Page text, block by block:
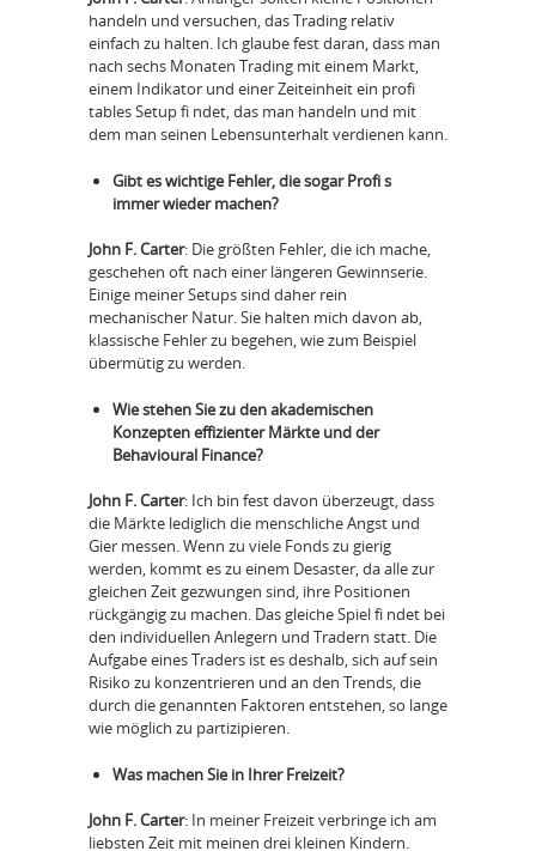
handeln und versuchen, das Trading relativ
einfach zu halten. Ich glaube fest daran, dass man
nach sechs Monaten Trading mit einem Markt,
einem Indikator und einer Zeiteinheit ein profi
tables Setup fi ndet, das man handeln und mit
dem man seinen Lebensunterhalt verdienen kann.
Gibt es wichtige Fehler, die sogar Profi s
immer wieder machen?
John F. Carter: Die größten Fehler, die ich mache,
geschehen oft nach einer längeren Gewinnserie.
Einige meiner Setups sind daher rein
mechanischer Natur. Sie halten mich davon ab,
klassische Fehler zu begehen, wie zum Beispiel
übermütig zu werden.
Wie stehen Sie zu den akademischen
Konzepten effizienter Märkte und der
Behavioural Finance?
John F. Carter: Ich bin fest davon überzeugt, dass
die Märkte lediglich die menschliche Angst und
Gier messen. Wenn zu viele Fonds zu gierig
werden, kommt es zu einem Desaster, da alle zur
gleichen Zeit gezwungen sind, ihre Positionen
rückgängig zu machen. Das gleiche Spiel fi ndet bei
den individuellen Anlegern und Tradern statt. Die
Aufgabe eines Traders ist es deshalb, sich auf sein
Risiko zu konzentrieren und an den Trends, die
durch die genannten Faktoren entstehen, so lange
wie möglich zu partizipieren.
Was machen Sie in Ihrer Freizeit?
John F. Carter: In meiner Freizeit verbringe ich am
liebsten Zeit mit meinen drei kleinen Kindern.